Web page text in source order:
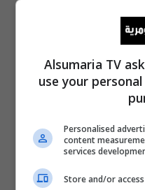
Alsumaria TV
use your
Personalised
content
services
Store and/or